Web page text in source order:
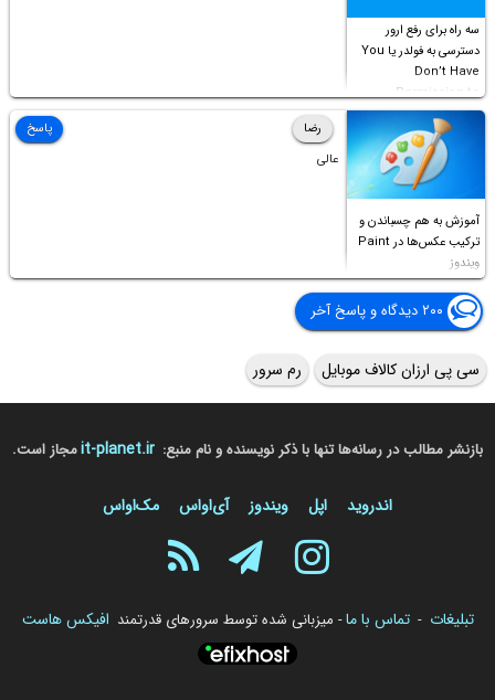
سه راه برای رفع ارور
دسترسی به فولدر یا You
Don’t Have
Permission to
Access this folder
آموزش به هم چسباندن و
ترکیب عکس‌ها در Paint
ویندوز
رضا
عالی
پاسخ
۲۰۰ دیدگاه و پاسخ آخر
سی پی ارزان کالاف موبایل رم سرور
بازنشر مطالب در رسانه‌ها تنها با ذکر نویسنده و نام منبع: it-planet.irمجاز است.
اندروید اپل ویندوز آی‌او‌اس مک‌او‌اس
تبلیغات - تماس با ما- میزبانی شده توسط سرورهای قدرتمند افیکس هاست